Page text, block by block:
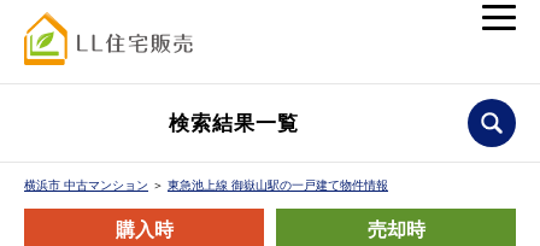
検索結果一覧
横浜市 中古マンション ＞ 東急池上線 御嶽山駅の一戸建て物件情報
購入時 売却時